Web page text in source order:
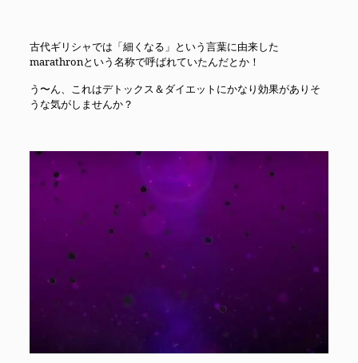
古代ギリシャでは「細くなる」という言葉に由来した
marathronという名称で呼ばれていたんだとか！
う〜ん、これはデトックス＆ダイエットにかなり効果がありそ
うな気がしませんか？